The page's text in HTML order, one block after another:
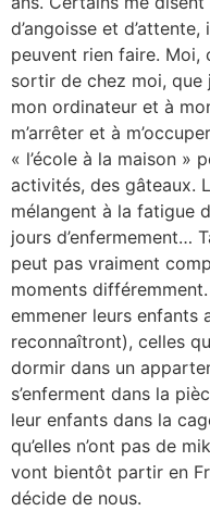
d’angoisse et
peuvent rien faire. Moi,
sortir de chez moi, que
mon ordinateur et à
m’arrêter et à
« l’école à la maison »
activités, des gâteaux.
mélangent à la fatigue
jours d’enfermement…
peut pas vraiment
moments
emmener leurs enfants
reconnaîtront), celles
dormir dans un
s’enferment dans la
leur enfants dans la
qu’elles n’ont pas de
vont bientôt partir en
décide de nous.